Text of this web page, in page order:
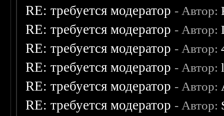
RE: требуется модератор - Автор:
RE: требуется модератор - Автор:
RE: требуется модератор - Автор:
RE: требуется модератор - Автор:
RE: требуется модератор - Автор:
RE: требуется модератор - Автор: